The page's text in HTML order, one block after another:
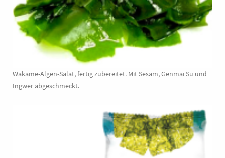
Kohlenhydrate 5,3g ·
Eiweiß 9,5g · Salz
14,4g
1 L 44,76
0,145 L
Wakame-Algen-Salat, fertig zubereitet. Mit Sesam, Genmai Su und
Ingwer abgeschmeckt.